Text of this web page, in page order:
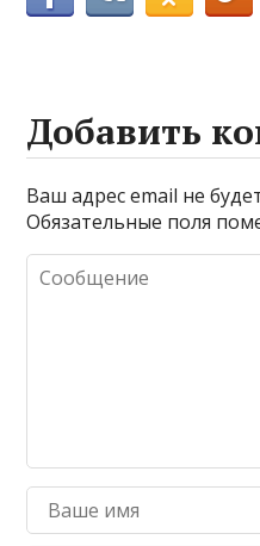
Добавить
Ваш адрес email не
Обязательные поля